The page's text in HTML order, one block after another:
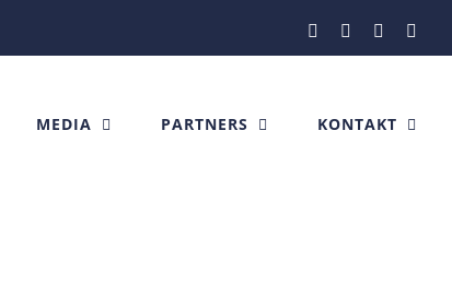
FacebookInstagram
MEDIA PARTNERS KONTAKT